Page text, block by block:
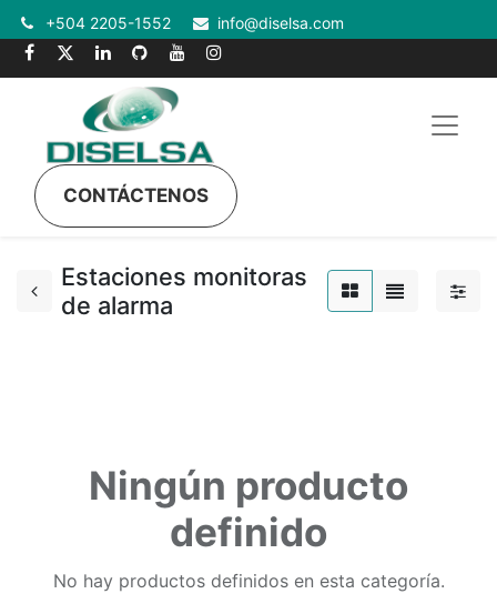
+504 2205-1552 info@diselsa.com
CONTÁCTENOS
Estaciones monitoras
de alarma
Ningún producto
definido
No hay productos definidos en esta categoría.